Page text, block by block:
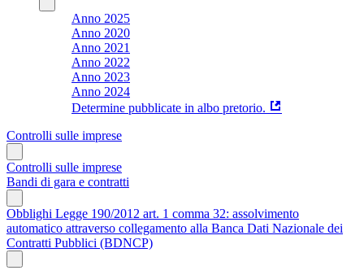
Anno 2025
Anno 2020
Anno 2021
Anno 2022
Anno 2023
Anno 2024
Determine pubblicate in albo pretorio.
Controlli sulle imprese
Controlli sulle imprese
Bandi di gara e contratti
Obblighi Legge 190/2012 art. 1 comma 32: assolvimento
automatico attraverso collegamento alla Banca Dati Nazionale dei
Contratti Pubblici (BDNCP)